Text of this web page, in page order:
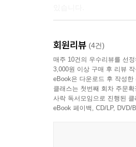
만났을 때 가장 많이 접
[주제요약]
〈어떤 내용을 다루고 있
· 상속, 증여, 신탁에 관
회원리뷰 (4건)
매주 10건의 우수리뷰를 선
3,000원 이상 구매 후 리뷰 작
eBook은 다운로드 후 작성
클래스는 첫번째 회차 주문
사락 독서모임으로 진행된
eBook 페이백, CD/LP,